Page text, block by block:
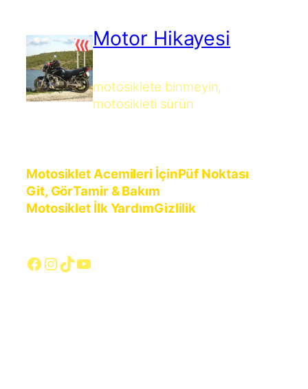
Motor Hikayesi
motosiklete binmeyin,
motosikleti sürün
Motosiklet Acemileri İçinPüf Noktası
Git, GörTamir & Bakım
Motosiklet İlk YardımGizlilik
Facebook
Instagram
TikTok
YouTube